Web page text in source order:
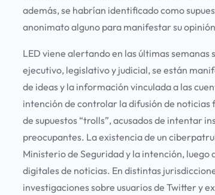
además, se habrían identificado como
anonimato alguno para manifestar su
LED viene alertando en las últimas semanas
ejecutivo, legislativo y judicial, se están
de ideas y la información vinculada a las
intención de controlar la difusión de noticias
de supuestos “trolls”, acusados de intentar
preocupantes. La existencia de un
Ministerio de Seguridad y la intención, luego
digitales de noticias. En distintas
investigaciones sobre usuarios de Twitter y